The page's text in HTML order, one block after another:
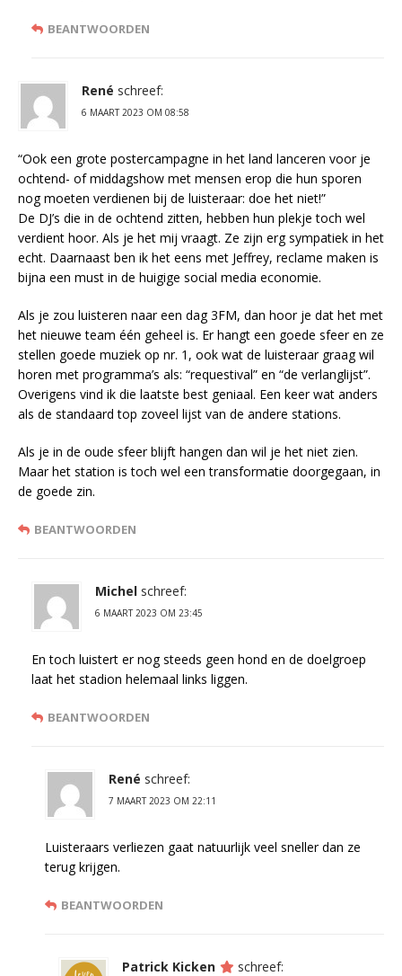
BEANTWOORDEN
René schreef:
6 MAART 2023 OM 08:58
“Ook een grote postercampagne in het land lanceren voor je
ochtend- of middagshow met mensen erop die hun sporen
nog moeten verdienen bij de luisteraar: doe het niet!”
De DJ’s die in de ochtend zitten, hebben hun plekje toch wel
verdient hoor. Als je het mij vraagt. Ze zijn erg sympatiek in het
echt. Daarnaast ben ik het eens met Jeffrey, reclame maken is
bijna een must in de huigige social media economie.
Als je zou luisteren naar een dag 3FM, dan hoor je dat het met
het nieuwe team één geheel is. Er hangt een goede sfeer en ze
stellen goede muziek op nr. 1, ook wat de luisteraar graag wil
horen met programma’s als: “requestival” en “de verlanglijst”.
Overigens vind ik die laatste best geniaal. Een keer wat anders
als de standaard top zoveel lijst van de andere stations.
Als je in de oude sfeer blijft hangen dan wil je het niet zien.
Maar het station is toch wel een transformatie doorgegaan, in
de goede zin.
BEANTWOORDEN
Michel schreef:
6 MAART 2023 OM 23:45
En toch luistert er nog steeds geen hond en de doelgroep
laat het stadion helemaal links liggen.
BEANTWOORDEN
René schreef:
7 MAART 2023 OM 22:11
Luisteraars verliezen gaat natuurlijk veel sneller dan ze
terug krijgen.
BEANTWOORDEN
Patrick Kicken schreef: